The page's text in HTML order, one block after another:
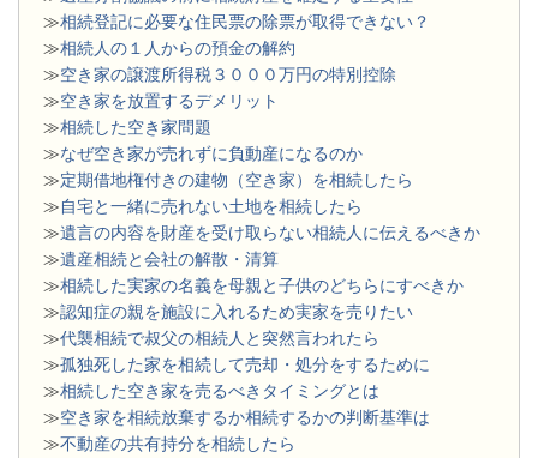
≫相続登記に必要な住民票の除票が取得できない？
≫相続人の１人からの預金の解約
≫空き家の譲渡所得税３０００万円の特別控除
≫空き家を放置するデメリット
≫相続した空き家問題
​≫なぜ空き家が売れずに負動産になるのか
≫定期借地権付きの建物（空き家）を相続したら
≫自宅と一緒に売れない土地を相続したら
≫遺言の内容を財産を受け取らない相続人に伝えるべきか
≫遺産相続と会社の解散・清算
≫相続した実家の名義を母親と子供のどちらにすべきか
≫認知症の親を施設に入れるため実家を売りたい
≫代襲相続で叔父の相続人と突然言われたら
≫孤独死した家を相続して売却・処分をするために
≫相続した空き家を売るべきタイミングとは
≫空き家を相続放棄するか相続するかの判断基準は
≫不動産の共有持分を相続したら